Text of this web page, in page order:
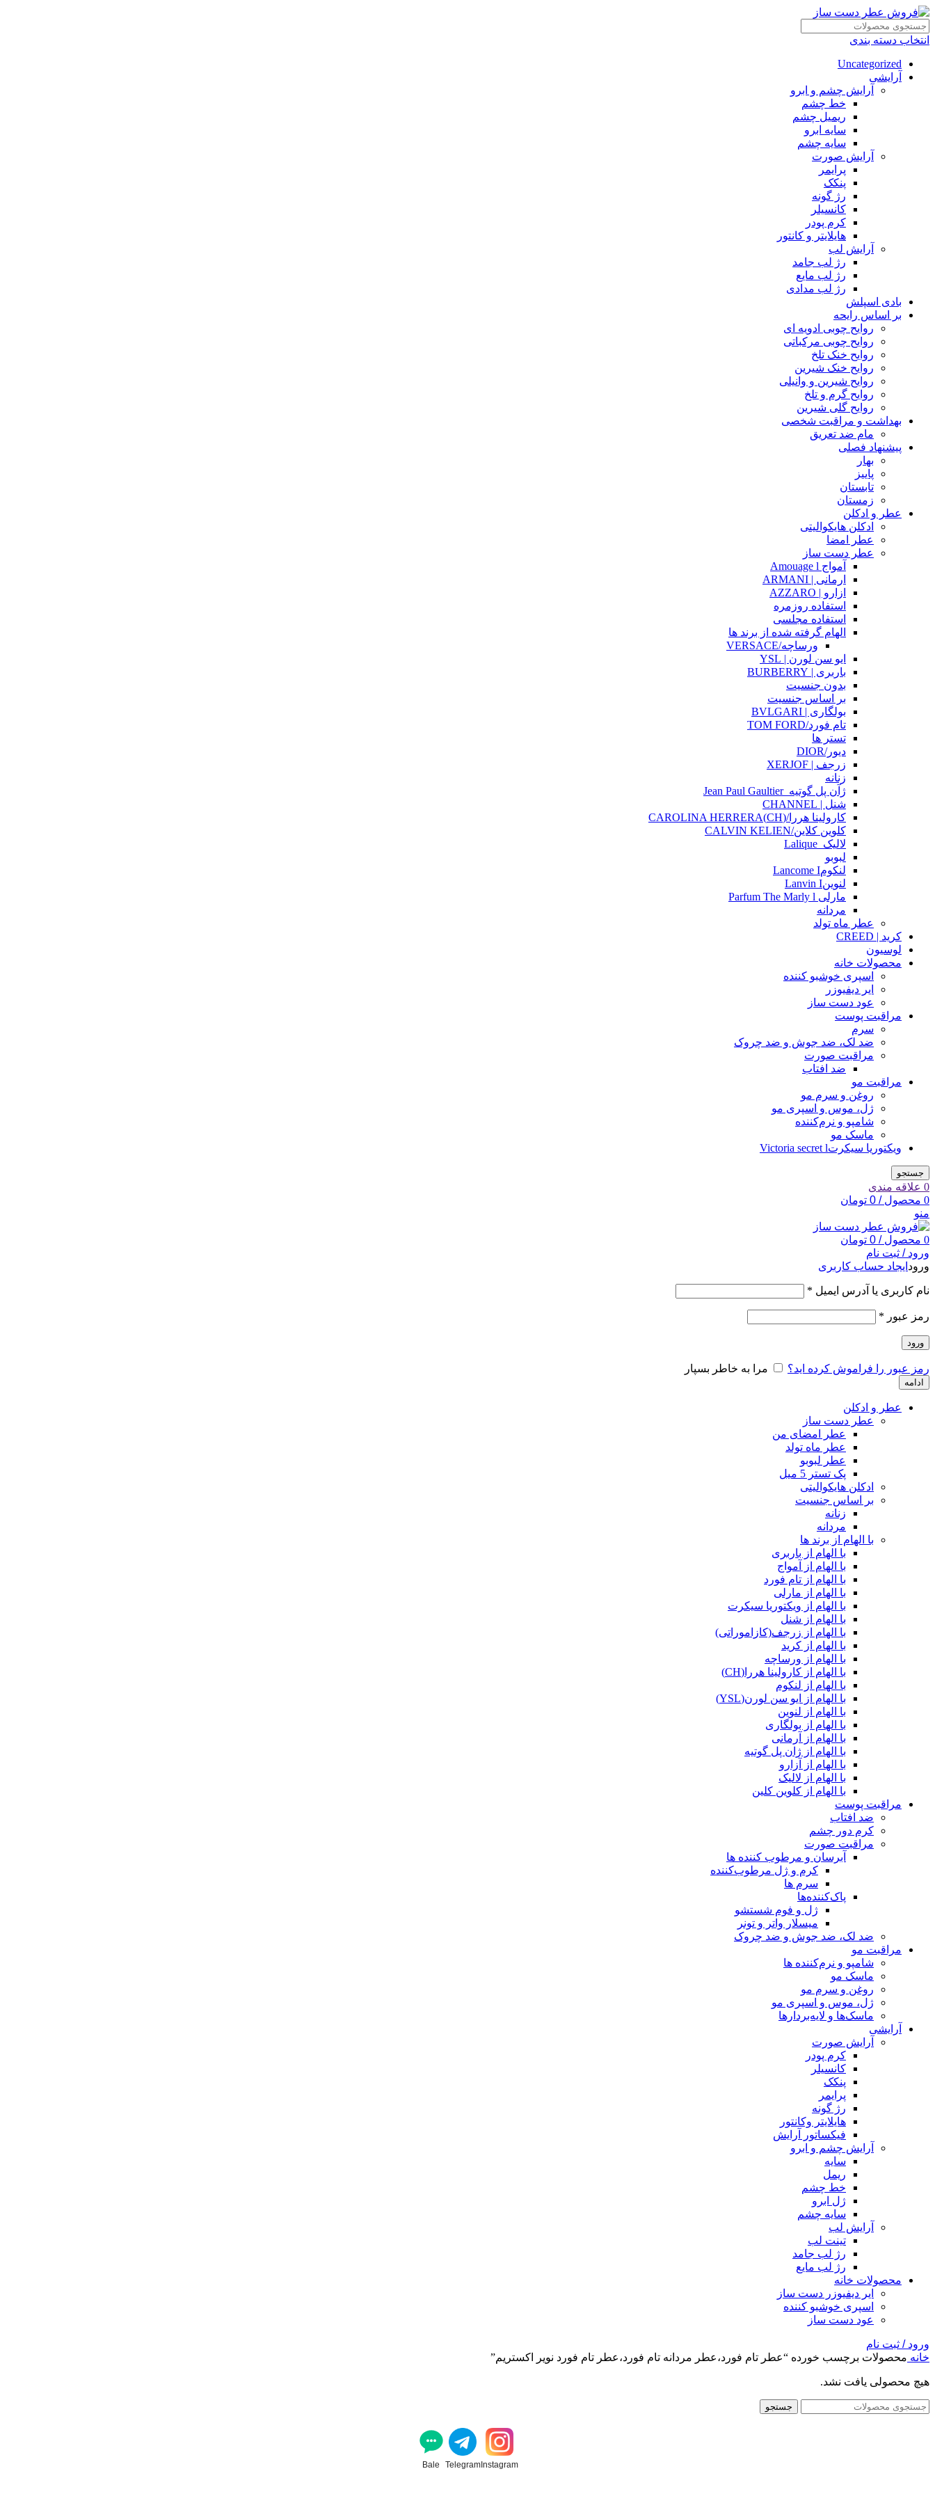
انتخاب دسته بندی
Uncategorized
آرایشی
آرایش چشم و ابرو
خط چشم
ریمیل چشم
سایه ابرو
سایه چشم
آرایش صورت
پرایمر
پنکک
رژ گونه
کانسیلر
کرم پودر
هایلایتر و کانتور
آرایش لب
رژ لب جامد
رژ لب مایع
رژ لب مدادی
بادی اسپلش
بر اساس رایحه
روایح چوبی ادویه ای
روایح چوبی مرکباتی
روایح خنک تلخ
روایح خنک شیرین
روایح شیرین و وانیلی
روایح گرم و تلخ
روایح گلی شیرین
بهداشت و مراقبت شخصی
مام ضد تعریق
پیشنهاد فصلی
بهار
پاییز
تابستان
زمستان
عطر و ادکلن
ادکلن هایکوالیتی
عطر امضا
عطر دست ساز
آمواج Amouage l
ارمانی | ARMANI
ازارو | AZZARO
استفاده روزمره
استفاده مجلسی
الهام گرفته شده از برند ها
ورساچه/VERSACE
ایو سن لورن | YSL
باربری | BURBERRY
بدون جنسیت
بر اساس جنسیت
بولگاری | BVLGARI
تام فورد/TOM FORD
تستر ها
دیور/DIOR
زرجف | XERJOF
زنانه
ژآن پل گوتیه_Jean Paul Gaultier
شنل | CHANNEL
کارولینا هررا/(CH)CAROLINA HERRERA
کلوین کلاین/CALVIN KELIEN
لالیک_Lalique
لبوبو
لنکومLancome I
لنوینLanvin I
مارلی Parfum The Marly l
مردانه
عطر ماه تولد
کرید | CREED
لوسیون
محصولات خانه
اسپری خوشبو کننده
ایر دیفیوزر
عود دست ساز
مراقبت پوست
سرم
ضد لک، ضد جوش و ضد چروک
مراقبت صورت
ضد افتاب
مراقبت مو
روغن و سرم مو
ژل، موس و اسپری مو
شامپو و نرم‌کننده
ماسک مو
ویکتوریا سیکرتVictoria secret l
جستجو
0 علاقه مندی
0 محصول /
0 تومان
منو
0 محصول /
0 تومان
ورود / ثبت نام
ورود ایجاد حساب کاربری
نام کاربری یا آدرس ایمیل *
رمز عبور *
ورود
رمز عبور را فراموش کرده اید؟ مرا به خاطر بسپار
ادامه
عطر و ادکلن
عطر دست ساز
عطر امضای من
عطر ماه تولد
عطر لبوبو
پک تستر 5 میل
ادکلن هایکوالیتی
بر اساس جنسیت
زنانه
مردانه
با الهام از برند ها
با الهام از باربری
با الهام از آمواج
با الهام از تام فورد
با الهام از مارلی
با الهام از ویکتوریا سیکرت
با الهام از شنل
با الهام از زرجف(کازاموراتی)
با الهام از کرید
با الهام از ورساچه
با الهام از کارولینا هررا(CH)
با الهام از لنکوم
با الهام از ایو سن لورن(YSL)
با الهام از لنوین
با الهام از بولگاری
با الهام از آرمانی
با الهام از ژان پل گوتیه
با الهام از آزارو
با الهام از لالیک
با الهام از کلوین کلین
مراقبت پوست
ضد افتاب
کرم دور چشم
مراقبت صورت
آبرسان و مرطوب کننده ها
کرم و ژل مرطوب‌کننده
سرم ها
پاک‌کننده‌ها
ژل و فوم شستشو
میسلار واتر و تونر
ضد لک، ضد جوش و ضد چروک
مراقبت مو
شامپو و نرم‌کننده ها
ماسک مو
روغن و سرم مو
ژل، موس و اسپری مو
ماسک‌ها و لایه‌بردارها
آرایشی
آرایش صورت
کرم پودر
کانسیلر
پنکک
پرایمر
رژ گونه
هایلایتر وکانتور
فیکساتور آرایش
آرایش چشم و ابرو
سایه
ریمل
خط چشم
ژل ابرو
سایه چشم
آرایش لب
تینت لب
رژ لب جامد
رژ لب مایع
محصولات خانه
ایر دیفیوزر دست ساز
اسپری خوشبو کننده
عود دست ساز
ورود / ثبت نام
خانه محصولات برچسب خورده “عطر تام فورد،عطر مردانه تام فورد،عطر تام فورد نویر اکستریم”
هیچ محصولی یافت نشد.
جستجو
Instagram
Telegram
Bale